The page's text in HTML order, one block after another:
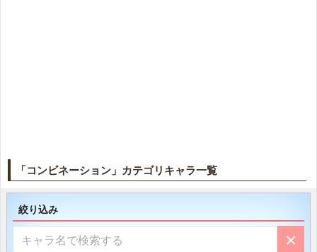
「コンビネーション」カテゴリキャラ一覧
絞り込み
×